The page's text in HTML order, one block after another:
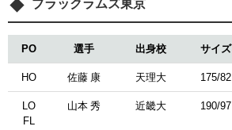
ブラックラムズ東京
PO 選手 出身校 サイズ
HO 佐藤 康 天理大 175/82
LO
FL
山本 秀 近畿大 190/97